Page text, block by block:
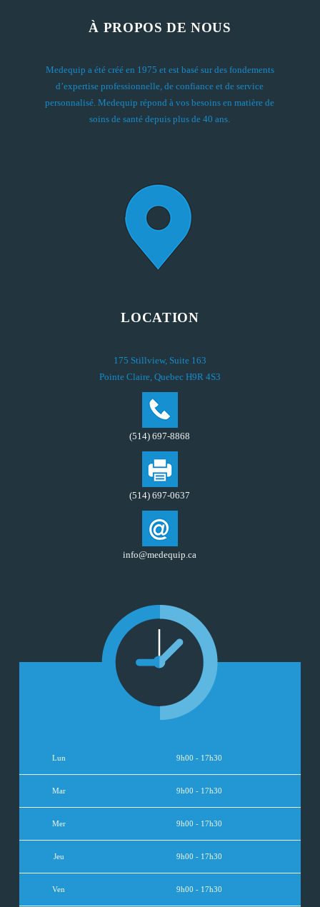
À PROPOS DE NOUS
Medequip a été créé en 1975 et est basé sur des fondements
d’expertise professionnelle, de confiance et de service
personnalisé. Medequip répond à vos besoins en matière de
soins de santé depuis plus de 40 ans.
LOCATION
175 Stillview, Suite 163
Pointe Claire, Quebec H9R 4S3
(514) 697-8868
(514) 697-0637
info@medequip.ca
Lun 9h00 - 17h30
Mar 9h00 - 17h30
Mer 9h00 - 17h30
Jeu 9h00 - 17h30
Ven 9h00 - 17h30